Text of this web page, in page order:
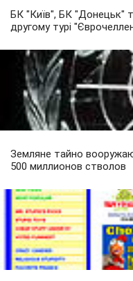
БК "Київ", БК "Донецьк"
другому турі
Земляне тайно
500 миллионов стволов